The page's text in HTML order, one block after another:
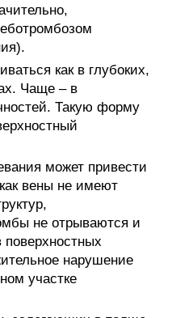
как в глубоких,
Чаще – в
Такую форму
может привести
вены не имеют
не отрываются и
нарушение
участке